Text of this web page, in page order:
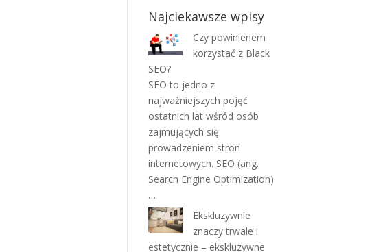
Najciekawsze wpisy
Czy powinienem
korzystać z Black
SEO?
SEO to jedno z
najważniejszych pojęć
ostatnich lat wśród osób
zajmujących się
prowadzeniem stron
internetowych. SEO (ang.
Search Engine Optimization)
…
Ekskluzywnie
znaczy trwale i
estetycznie – ekskluzywne